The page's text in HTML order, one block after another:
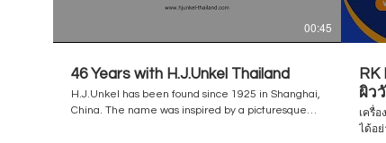
00:45
46 Years with H.J.Unkel Thailand
H.J.Unkel has been found since 1925 in Shanghai,
China. The name was inspired by a picturesque
RK
ผิว
/
เครื่
ได้อ